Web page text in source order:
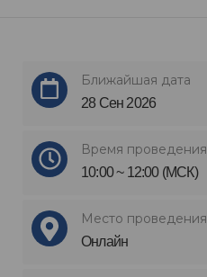
Ближайшая дата
28 Сен 2026
Время проведения
10:00 ~ 12:00 (МСК)
Место проведения
Онлайн